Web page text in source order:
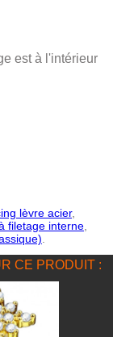
est à l'intérieur
lèvre acier,
filetage interne,
.
CE PRODUIT :